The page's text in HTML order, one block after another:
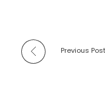
Previous Post